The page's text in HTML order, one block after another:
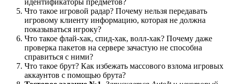
идентификаторы предметов?
Что такое игровой радар? Почему нельзя передавать
игровому клиенту информацию, которая не должна
показываться игроку?
Что такое флай-хак, спид-хак, волл-хак? Почему даже
проверка пакетов на сервере зачастую не способна
справиться с ними?
Что такое брут? Как избежать массового взлома игровых
аккаунтов с помощью брута?